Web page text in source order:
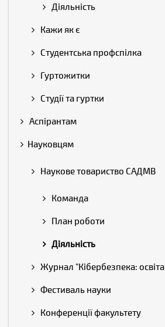
Діяльність
Кажи як є
Студентська профспілка
Гуртожитки
Студії та гуртки
Аспірантам
Науковцям
Наукове товариство САДМВ
Команда
План роботи
Діяльність
Журнал "Кібербезпека:
Фестиваль науки
Конференції факультету